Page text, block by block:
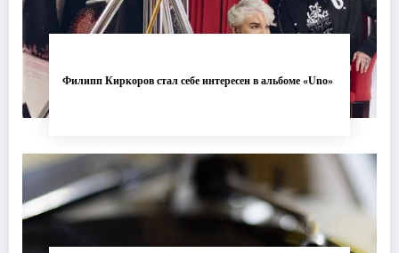
Филипп Киркоров стал себе интересен в альбоме «Uno»